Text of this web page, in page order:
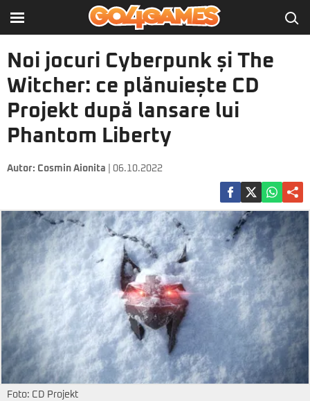
Noi jocuri Cyberpunk și The
Witcher: ce plănuiește CD
Projekt după lansare lui
Phantom Liberty
Autor: Cosmin Aionita | 06.10.2022
Foto: CD Projekt